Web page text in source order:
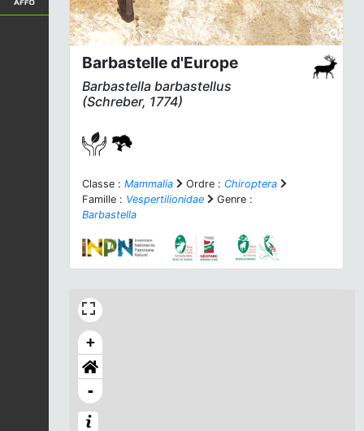
Barbastelle d'Europe
Barbastella barbastellus
(Schreber, 1774)
Classe : Mammalia Ordre : Chiroptera
Famille : Vespertilionidae
Genre :
Barbastella
+
-